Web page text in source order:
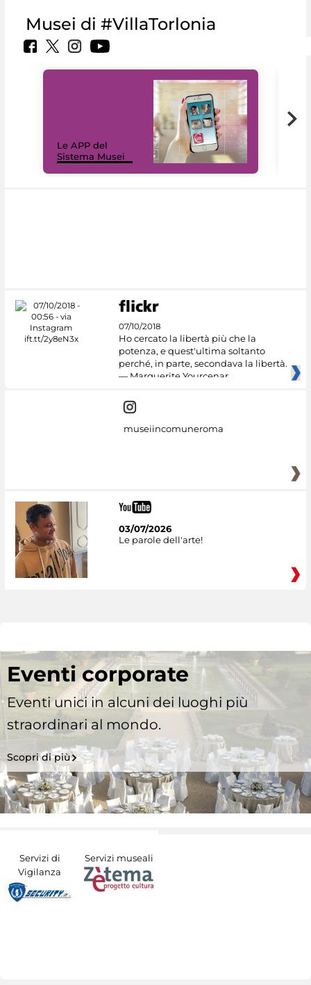
Musei di #VillaTorlonia
Le APP del
Sistema Musei
07/10/2018
Ho cercato la libertà più che la
potenza, e quest'ultima soltanto
perché, in parte, secondava la libertà.
— Marguerite Yourcenar
museiincomuneroma
03/07/2026
Le parole dell'arte!
Eventi corporate
Eventi unici in alcuni dei luoghi più
straordinari al mondo.
Scopri di più
Servizi di
Vigilanza
Servizi museali